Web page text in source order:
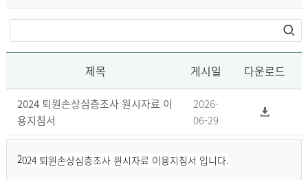
제목 게시일 다운로드
2024 퇴원손상심층조사 원시자료 이
용지침서
2026-
06-29
2024 퇴원손상심층조사 원시자료 이용지침서 입니다.